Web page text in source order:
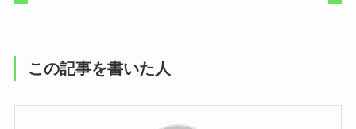
この記事を書いた人